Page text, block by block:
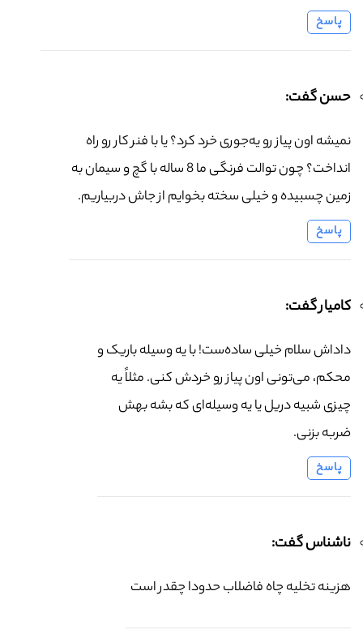
پاسخ
حسن گفت:
نمیشه اون پیاز رو یه‌جوری خرد کرد؟ یا با فنر کار رو راه
انداخت؟ چون توالت فرنگی ما 8 ساله با گچ و سیمان به
زمین چسبیده و خیلی سخته بخوایم از جاش دربیاریم.
پاسخ
کامیار گفت:
داداش سلام خیلی ساده‌ست! با یه وسیله باریک و
محکم، می‌تونی اون پیاز رو خردش کنی. مثلاً یه
چیزی شبیه دریل یا یه وسیله‌ای که بشه بهش
ضربه بزنی.
پاسخ
ناشناس گفت:
هزینه تخلیه چاه فاضلاب حدودا چقدر است